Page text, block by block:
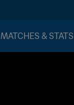
MATCHES & STATS